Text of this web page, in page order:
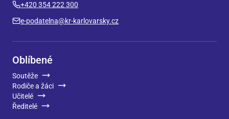
+420 354 222 300
e-podatelna@kr-karlovarsky.cz
Oblíbené
Soutěže
Rodiče a žáci
Učitelé
Ředitelé